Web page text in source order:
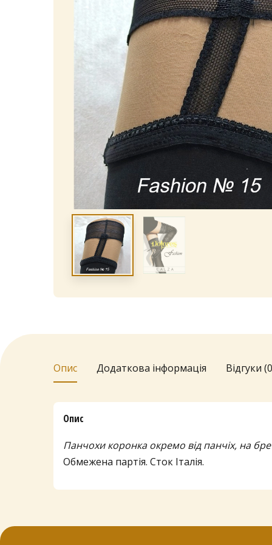
Опис Додаткова інформація Відгуки
Опис
Панчохи коронка окремо від панчіх, на
Обмежена партія. Сток Італія.